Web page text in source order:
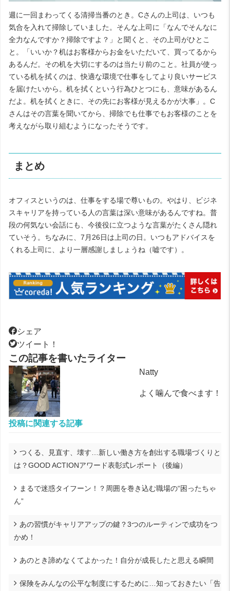
週に一回まわってくる清掃当番のとき。Cさんの上司は、いつも
気合を入れて掃除していました。そんな上司に「なんでそんなに
全力なんですか？掃除ですよ？」と聞くと、その上司がひとこ
と。「いいか？机はお客様からお金をいただいて、買ってるから
あるんだ。その机を大切にするのは当たり前のこと。社員が使っ
ている机を拭くのは、快適な環境で仕事をしてより良いサービス
を届けたいから。机を拭くという行為ひとつにも、意味があるん
だよ。机を拭くときに、その先にお客様が見えるかが大事」。C
さんはその言葉を聞いてから、掃除でも仕事でもお客様のことを
考えながら取り組むようになったそうです。
まとめ
オフィスというのは、仕事をする場で尊いもの。やはり、ビジネ
スキャリアを持っている人の言葉は深い意味があるんですね。普
段の何気ない会話にも、今後役に立つような言葉がたくさん隠れ
ていそう。ちなみに、7月26日は上司の日。いつもアドバイスを
くれる上司に、より一層感謝しましょうね（嘘です）。
シェア
ツイート！
この記事を書いたライター
Natty
よく噛んで食べます！
投稿に関連する記事
つくる、見直す、壊す…新しい働き方を創出する職場づくりと
は？GOOD ACTIONアワード表彰式レポート（後編）
まるで迷惑タイフーン！？周囲を巻き込む職場の“困ったちゃ
ん”
あの習慣がキャリアアップの鍵？3つのルーティンで成功をつ
かめ！
あのとき諦めなくてよかった！自分が成長したと思える瞬間
保険をみんなの公平な制度にするために…知っておきたい「告